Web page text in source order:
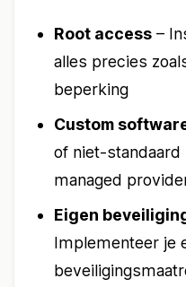
Root access –
alles precies
beperking
Custom
of niet-
managed
Eigen
Implementeer je